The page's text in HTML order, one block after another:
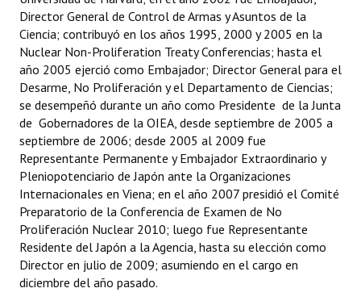
Director General de Control de Armas y Asuntos de la
Ciencia; contribuyó en los años 1995, 2000 y 2005 en la
Nuclear Non-Proliferation Treaty Conferencias; hasta el
año 2005 ejerció como Embajador; Director General para el
Desarme, No Proliferación y el Departamento de Ciencias;
se desempeñó durante un año como Presidente de la Junta
de Gobernadores de la OIEA, desde septiembre de 2005 a
septiembre de 2006; desde 2005 al 2009 fue
Representante Permanente y Embajador Extraordinario y
Pleniopotenciario de Japón ante la Organizaciones
Internacionales en Viena; en el año 2007 presidió el Comité
Preparatorio de la Conferencia de Examen de No
Proliferación Nuclear 2010; luego fue Representante
Residente del Japón a la Agencia, hasta su elección como
Director en julio de 2009; asumiendo en el cargo en
diciembre del año pasado.